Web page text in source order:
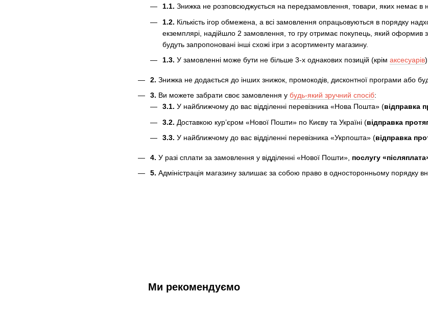
1.1. Знижка не розповсюджується на передзамовлення, товари, яких немає в
1.2. Кількість ігор обмежена, а всі замовлення опрацьовуються в порядку
екземплярі, надійшло 2 замовлення, то гру отримає покупець, який
будуть запропоновані інші схожі ігри з асортименту магазину.
1.3. У замовленні може бути не більше 3-х однакових позицій (крім аксесуарів
2. Знижка не додається до інших знижок, промокодів, дисконтної програми або
3. Ви можете забрати своє замовлення у будь-який зручний спосіб:
3.1. У найближчому до вас відділенні перевізника «Нова Пошта» (відправка
3.2. Доставкою кур’єром «Нової Пошти» по Києву та Україні (відправка
3.3. У найближчому до вас відділенні перевізника «Укрпошта» (відправка
4. У разі сплати за замовлення у відділенні «Нової Пошти», послугу
5. Адміністрація магазину залишає за собою право в односторонньому порядку
Ми рекомендуємо